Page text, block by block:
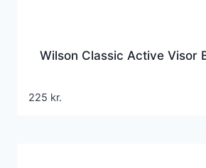
Wilson Classic Active Visor
225 kr.